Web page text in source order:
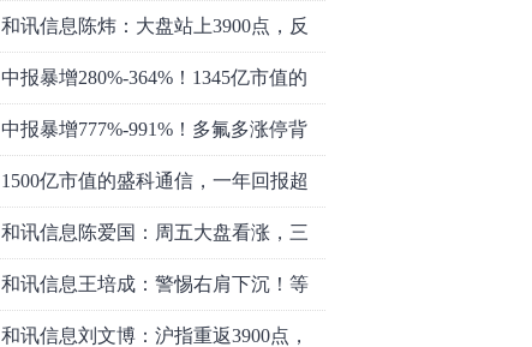
和讯信息陈炜：大盘站上3900点，反
弹能否延续？
中报暴增280%-364%！1345亿市值的
宏和科技，666倍PE是泡沫还是AI黄
金？
中报暴增777%-991%！多氟多涨停背
后：二季度利润环比暴跌50%-80%，
是黄金坑还是陷阱？
1500亿市值的盛科通信，一年回报超
380%！持续亏损却撑起2600倍预测
PE，泡沫还是黄金坑？
和讯信息陈爱国：周五大盘看涨，三
个理由支撑！
和讯信息王培成：警惕右肩下沉！等
风来！
和讯信息刘文博：沪指重返3900点，